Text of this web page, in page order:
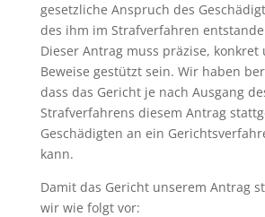
gesetzliche Anspruch des
des ihm im Strafverfahren
Dieser Antrag muss präzise, ​​konkret
Beweise gestützt sein. Wir haben
dass das Gericht je nach Ausgang
Strafverfahrens diesem Antrag
Geschädigten an ein
kann.
Damit das Gericht unserem Antrag
wir wie folgt vor: